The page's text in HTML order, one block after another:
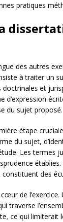
pratiques
des autres
à traiter un
doctrinales et
d’expression
du sujet proposé.
étape
du sujet,
Les termes
des
de
traverse
ce qui